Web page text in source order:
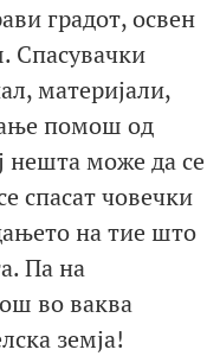
градот, освен
Спасувачки
материјали,
помош од
нешта може да се
спасат човечки
на тие што
Па на
во ваква
земја!